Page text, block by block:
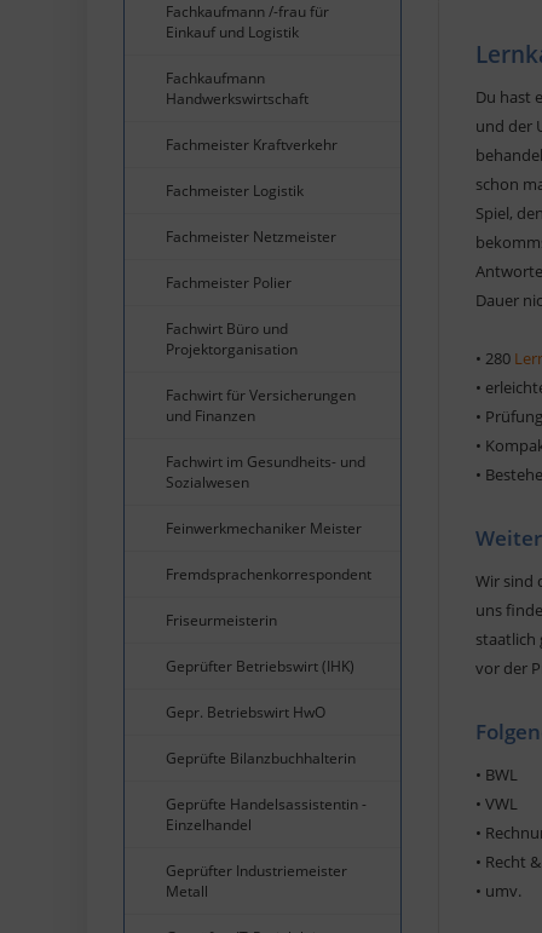
Fachkaufmann /-frau für
Einkauf und Logistik
Fachkaufmann
Handwerkswirtschaft
Fachmeister Kraftverkehr
Fachmeister Logistik
Fachmeister Netzmeister
Fachmeister Polier
Fachwirt Büro und
Projektorganisation
Fachwirt für Versicherungen
und Finanzen
Fachwirt im Gesundheits- und
Sozialwesen
Feinwerkmechaniker Meister
Fremdsprachenkorrespondent
Friseurmeisterin
Geprüfter Betriebswirt (IHK)
Gepr. Betriebswirt HwO
Geprüfte Bilanzbuchhalterin
Geprüfte Handelsassistentin -
Einzelhandel
Geprüfter Industriemeister
Metall
Du hast
und der
schon
Spiel,
Dauer
• 280
•
•
•
•
Wir sind
uns
staatlich
vor der
• BWL
• VWL
•
• Recht
• umv.